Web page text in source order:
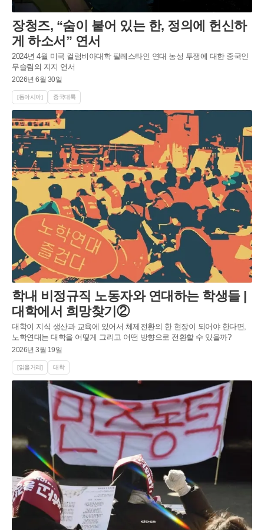
장청즈, “숨이 붙어 있는 한, 정의에 헌신하
게 하소서” 연서
2024년 4월 미국 컬럼비아대학 팔레스타인 연대 농성 투쟁에 대한 중국인
무슬림의 지지 연서
2026년 6월 30일
[동아시아] 중국대륙
학내 비정규직 노동자와 연대하는 학생들 |
대학에서 희망찾기②
대학이 지식 생산과 교육에 있어서 체제전환의 한 현장이 되어야 한다면,
노학연대는 대학을 어떻게 그리고 어떤 방향으로 전환할 수 있을까?
2026년 3월 19일
[읽을거리] 대학